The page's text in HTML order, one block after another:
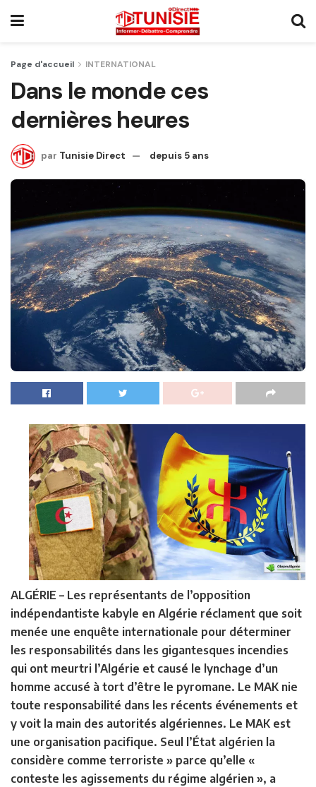
Page d'accueil INTERNATIONAL
Dans le monde ces
dernières heures
par Tunisie Direct depuis 5 ans
ALGÉRIE – Les représentants de l’opposition
indépendantiste kabyle en Algérie réclament que soit
menée une enquête internationale pour déterminer
les responsabilités dans les gigantesques incendies
qui ont meurtri l’Algérie et causé le lynchage d’un
homme accusé à tort d’être le pyromane. Le MAK nie
toute responsabilité dans les récents événements et
y voit la main des autorités algériennes. Le MAK est
une organisation pacifique. Seul l’État algérien la
considère comme terroriste » parce qu’elle «
conteste les agissements du régime algérien », a